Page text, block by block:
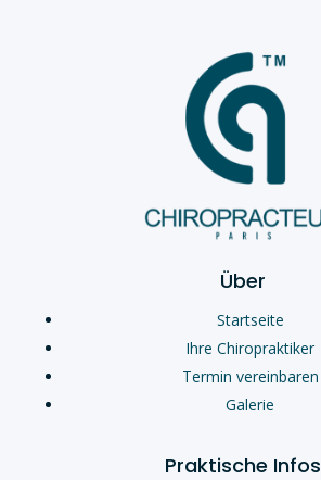
Über
Startseite
Ihre Chiropraktiker
Termin vereinbaren
Galerie
Praktische Infos